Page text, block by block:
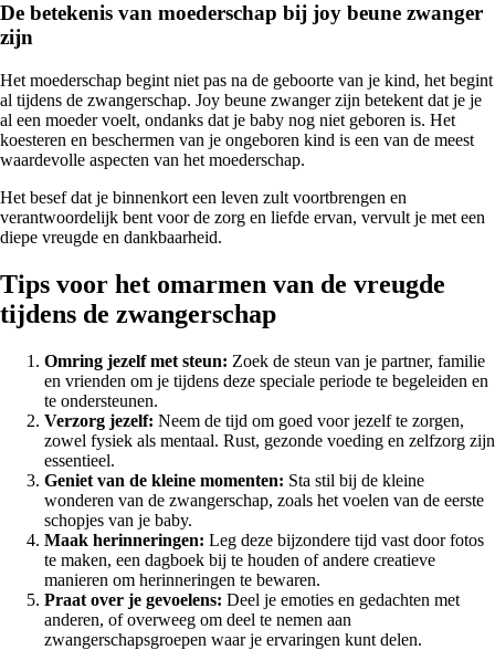
De betekenis van moederschap bij joy beune zwanger
zijn
Het moederschap begint niet pas na de geboorte van je kind, het begint
al tijdens de zwangerschap. Joy beune zwanger zijn betekent dat je je
al een moeder voelt, ondanks dat je baby nog niet geboren is. Het
koesteren en beschermen van je ongeboren kind is een van de meest
waardevolle aspecten van het moederschap.
Het besef dat je binnenkort een leven zult voortbrengen en
verantwoordelijk bent voor de zorg en liefde ervan, vervult je met een
diepe vreugde en dankbaarheid.
Tips voor het omarmen van de vreugde
tijdens de zwangerschap
Omring jezelf met steun: Zoek de steun van je partner, familie
en vrienden om je tijdens deze speciale periode te begeleiden en
te ondersteunen.
Verzorg jezelf: Neem de tijd om goed voor jezelf te zorgen,
zowel fysiek als mentaal. Rust, gezonde voeding en zelfzorg zijn
essentieel.
Geniet van de kleine momenten: Sta stil bij de kleine
wonderen van de zwangerschap, zoals het voelen van de eerste
schopjes van je baby.
Maak herinneringen: Leg deze bijzondere tijd vast door fotos
te maken, een dagboek bij te houden of andere creatieve
manieren om herinneringen te bewaren.
Praat over je gevoelens: Deel je emoties en gedachten met
anderen, of overweeg om deel te nemen aan
zwangerschapsgroepen waar je ervaringen kunt delen.